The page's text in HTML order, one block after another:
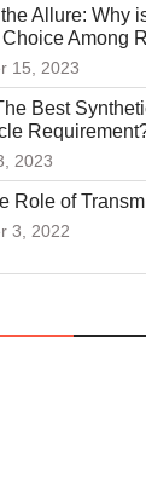
Allure: Why
Among
15, 2023
Best
2023
Role of
3, 2022